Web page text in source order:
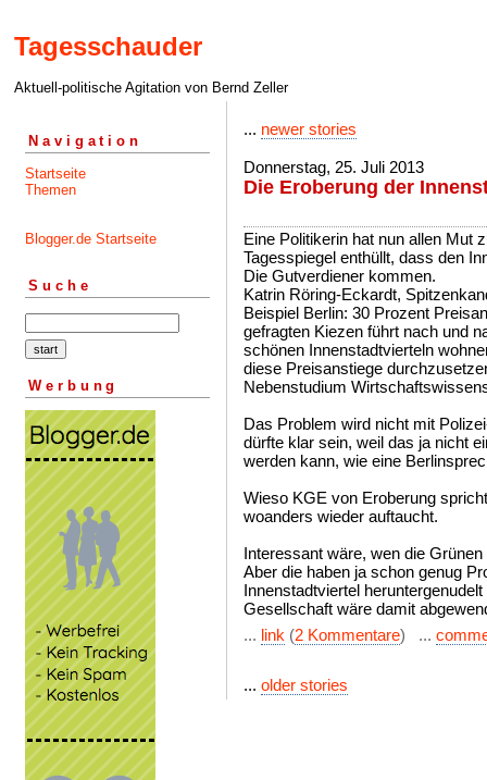
Tagesschauder
Aktuell-politische Agitation von Bernd Zeller
Navigation
Startseite
Themen
Blogger.de Startseite
Suche
Werbung
... newer stories
Donnerstag, 25. Juli 2013
Die Eroberung der
Eine Politikerin hat nun allen Mut
Tagesspiegel enthüllt, dass den
Die Gutverdiener kommen.
Katrin Röring-Eckardt,
Beispiel Berlin: 30 Prozent
gefragten Kiezen führt nach und
schönen Innenstadtvierteln
diese Preisanstiege
Nebenstudium
Das Problem wird nicht mit
dürfte klar sein, weil das ja nicht
werden kann, wie eine
Wieso KGE von Eroberung
woanders wieder auftaucht.
Interessant wäre, wen die
Aber die haben ja schon genug
Innenstadtviertel
Gesellschaft wäre damit
... link (2 Kommentare) ...
... older stories